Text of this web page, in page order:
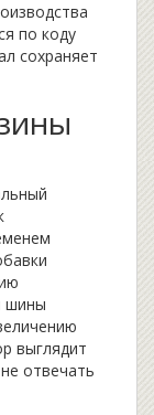
по коду
сохраняет
шины
выглядит
отвечать